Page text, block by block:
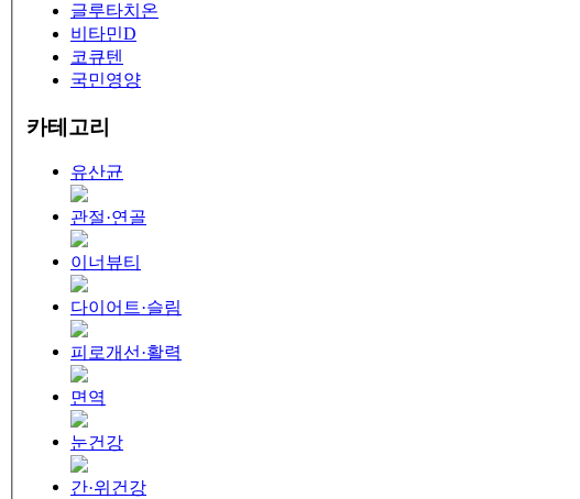
글루타치온
비타민D
코큐텐
국민영양
카테고리
유산균
관절·연골
이너뷰티
다이어트·슬림
피로개선·활력
면역
눈건강
간·위건강